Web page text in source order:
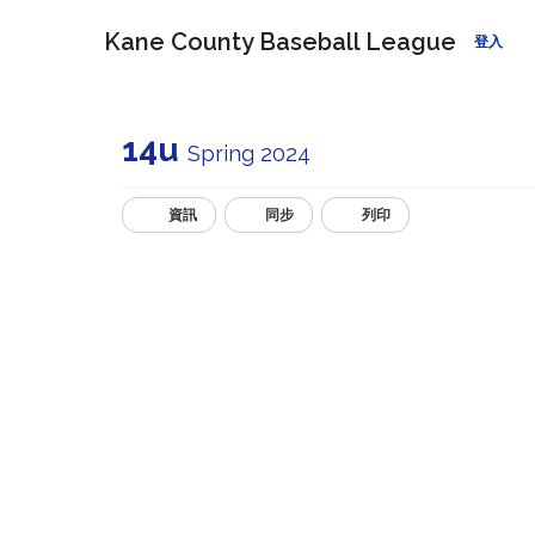
Kane County Baseball League 登入
14u Spring 2024
資訊 同步 列印